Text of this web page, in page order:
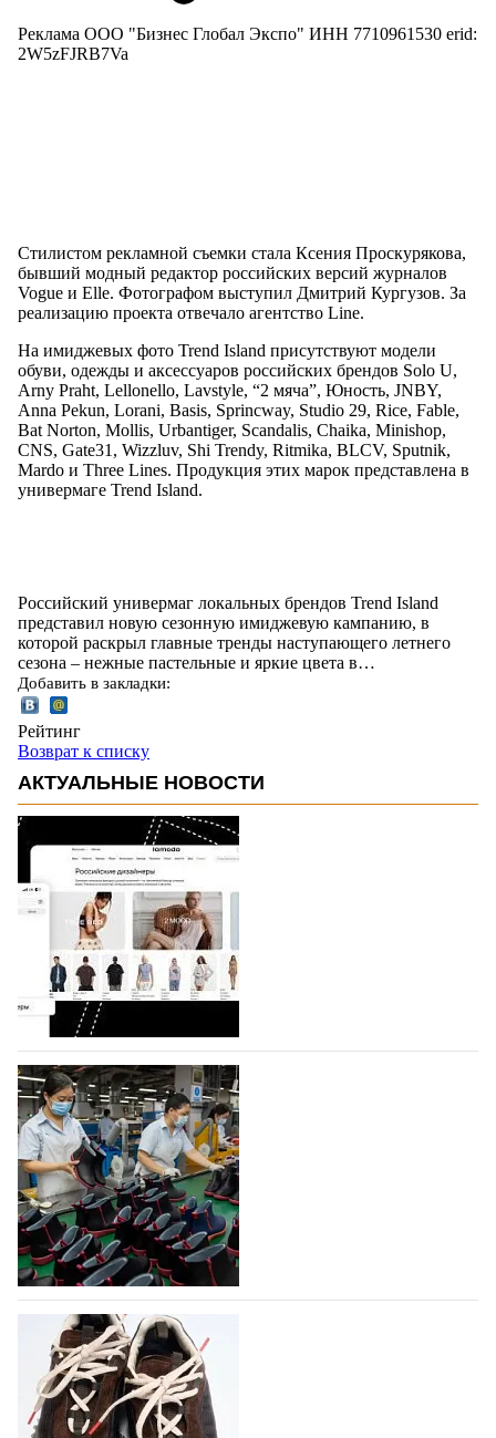
Реклама ООО "Бизнес Глобал Экспо" ИНН 7710961530 erid:
2W5zFJRB7Va
Стилистом рекламной съемки стала Ксения Проскурякова,
бывший модный редактор российских версий журналов
Vogue и Elle. Фотографом выступил Дмитрий Кургузов. За
реализацию проекта отвечало агентство Line.
На имиджевых фото Trend Island присутствуют модели
обуви, одежды и аксессуаров российских брендов Solo U,
Arny Praht, Lellonello, Lavstyle, “2 мяча”, Юность, JNBY,
Anna Pekun, Lorani, Basis, Sprincway, Studio 29, Rice, Fable,
Bat Norton, Mollis, Urbantiger, Scandalis, Chaika, Minishop,
CNS, Gate31, Wizzluv, Shi Trendy, Ritmika, BLCV, Sputnik,
Mardo и Three Lines. Продукция этих марок представлена в
универмаге Trend Island.
Российский универмаг локальных брендов Trend Island
представил новую сезонную имиджевую кампанию, в
которой раскрыл главные тренды наступающего летнего
сезона – нежные пастельные и яркие цвета в…
Добавить в закладки:
Рейтинг
Возврат к списку
АКТУАЛЬНЫЕ НОВОСТИ
На платформе Lamoda - новый раздел и
условия продвижения локальных
дизайнерских марок
Российский маркетплейс Lamoda решил обновить
раздел для продажи продукции локальных
дизайнерских марок одежды, обуви и аксессуаров.
Бренды также получат маркетинговую…
06.08.2026 258
Объем мирового производства обуви в
2025 году практически не увеличился
В 2025 году мировое производство обуви